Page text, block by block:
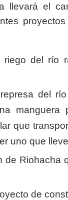
el
del río
del
manguera
que
uno que
de Riohacha
de